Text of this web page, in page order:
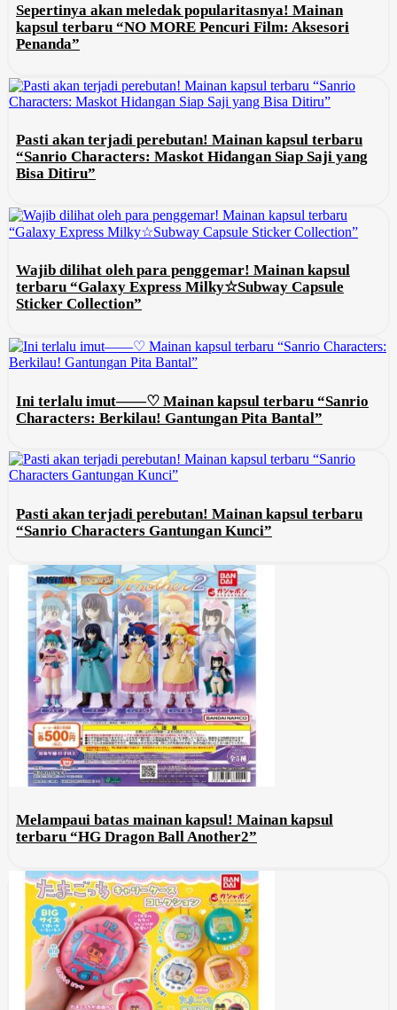
Sepertinya akan meledak popularitasnya! Mainan
kapsul terbaru “NO MORE Pencuri Film: Aksesori
Penanda”
Pasti akan terjadi perebutan! Mainan kapsul terbaru
“Sanrio Characters: Maskot Hidangan Siap Saji yang
Bisa Ditiru”
Wajib dilihat oleh para penggemar! Mainan kapsul
terbaru “Galaxy Express Milky☆Subway Capsule
Sticker Collection”
Ini terlalu imut——♡ Mainan kapsul terbaru “Sanrio
Characters: Berkilau! Gantungan Pita Bantal”
Pasti akan terjadi perebutan! Mainan kapsul terbaru
“Sanrio Characters Gantungan Kunci”
Melampaui batas mainan kapsul! Mainan kapsul
terbaru “HG Dragon Ball Another2”